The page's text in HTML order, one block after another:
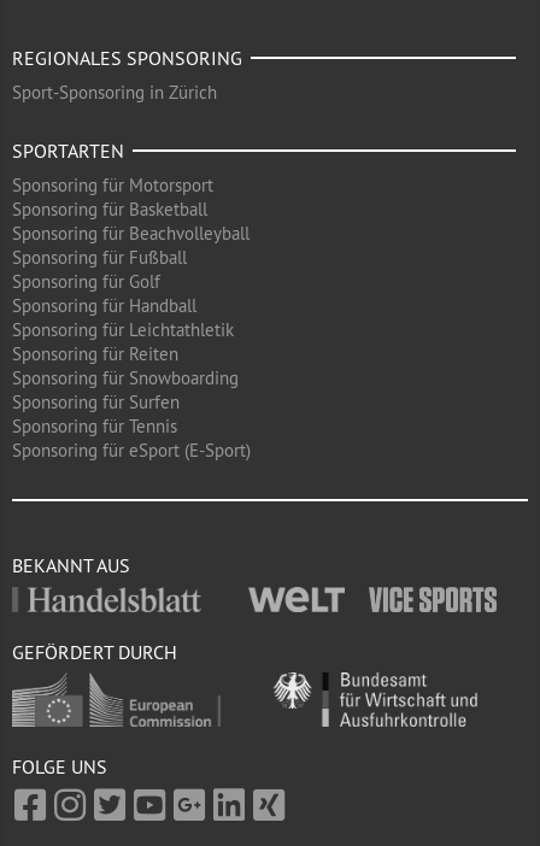
REGIONALES SPONSORING
Sport-Sponsoring in Zürich
SPORTARTEN
Sponsoring für Motorsport
Sponsoring für Basketball
Sponsoring für Beachvolleyball
Sponsoring für Fußball
Sponsoring für Golf
Sponsoring für Handball
Sponsoring für Leichtathletik
Sponsoring für Reiten
Sponsoring für Snowboarding
Sponsoring für Surfen
Sponsoring für Tennis
Sponsoring für eSport (E-Sport)
BEKANNT AUS
GEFÖRDERT DURCH
FOLGE UNS